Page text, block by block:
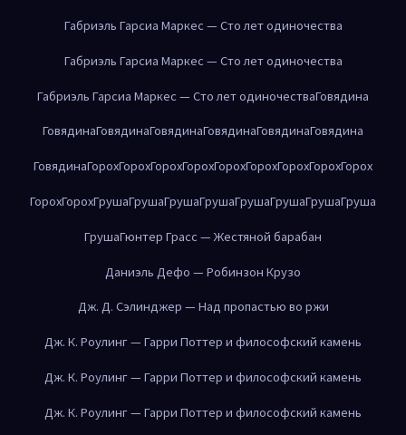
Габриэль Гарсиа Маркес — Сто лет одиночества
Габриэль Гарсиа Маркес — Сто лет одиночества
Габриэль Гарсиа Маркес — Сто лет одиночестваГовядина
ГовядинаГовядинаГовядинаГовядинаГовядинаГовядина
ГовядинаГорохГорохГорохГорохГорохГорохГорохГорохГорох
ГорохГорохГрушаГрушаГрушаГрушаГрушаГрушаГрушаГруша
ГрушаГюнтер Грасс — Жестяной барабан
Даниэль Дефо — Робинзон Крузо
Дж. Д. Сэлинджер — Над пропастью во ржи
Дж. К. Роулинг — Гарри Поттер и философский камень
Дж. К. Роулинг — Гарри Поттер и философский камень
Дж. К. Роулинг — Гарри Поттер и философский камень